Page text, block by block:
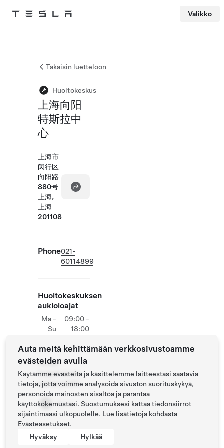
Tesla Valikko
Takaisin luetteloon
Huoltokeskus
上海向阳
特斯拉中
心
上海市
闵行区
向阳路
880号
上海,
上海
201108
Phone021-
60114899
Huoltokeskuksen
aukioloajat
Ma -
Su
09:00 -
18:00
Teslan
lisäpalveluita
paikan päällä
Store
Auta meitä kehittämään verkkosivustoamme
evästeiden avulla
Käytämme evästeitä ja käsittelemme laitteestasi saatavia
tietoja, jotta voimme analysoida sivuston suorituskykyä,
personoida mainosten sisältöä ja parantaa
käyttökokemustasi. Suostumuksesi kattaa tiedonsiirrot
sijaintimaasi ulkopuolelle. Lue lisätietoja kohdasta
Evästeasetukset.
Hyväksy
Hylkää